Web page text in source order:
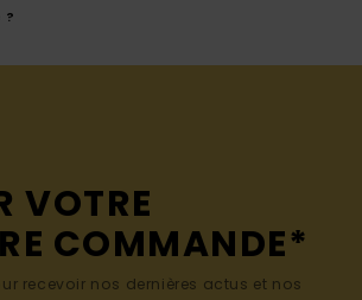
?
VOTRE
COMMANDE*
recevoir nos dernières actus et nos